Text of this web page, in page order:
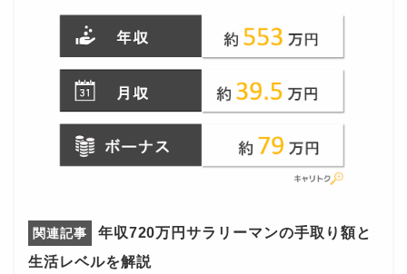
年収720万円サラリーマンの手取り額と
生活レベルを解説